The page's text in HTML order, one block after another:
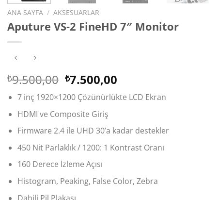
ANA SAYFA / AKSESUARLAR
Aputure VS-2 FineHD 7″ Monitor
₺9.500,00 Orijinal
fiyat:
₺9.500,00.
₺7.500,00
andaki
fiyat:
7 inç 1920×1200 Çözünürlükte LCD Ekran
HDMI ve Composite Giriş
Firmware 2.4 ile UHD 30’a kadar destekler
450 Nit Parlaklık / 1200: 1 Kontrast Oranı
160 Derece İzleme Açısı
Histogram, Peaking, False Color, Zebra
Dahili Pil Plakası